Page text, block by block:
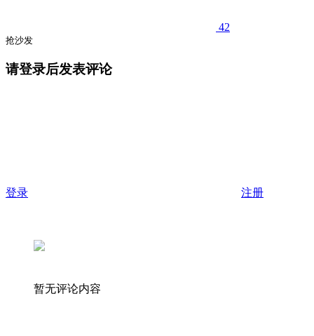
42
抢沙发
请登录后发表评论
登录 注册
暂无评论内容